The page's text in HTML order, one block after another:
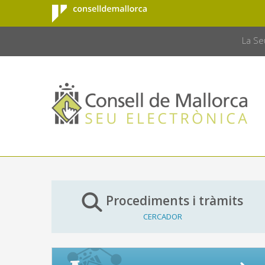
Salta al contingut principal
Consell de
Mallorca
La
Procediments i tràmits
CERCADOR